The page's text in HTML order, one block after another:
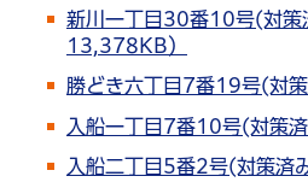
新川一丁目30番10号(対策
13,378KB）
勝どき六丁目7番19号(対
入船一丁目7番10号(対策
入船二丁目5番2号(対策済